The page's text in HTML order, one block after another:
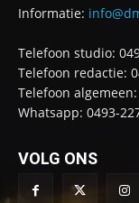
Informatie:
Telefoon studio:
Telefoon redactie:
Telefoon
Whatsapp: 0493-
VOLG ONS